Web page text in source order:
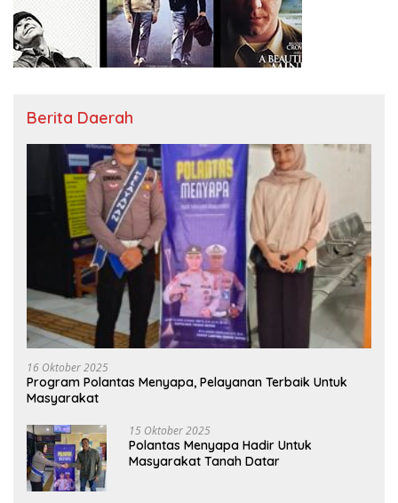
Berita Daerah
16 Oktober 2025
Program Polantas Menyapa, Pelayanan Terbaik Untuk
Masyarakat
15 Oktober 2025
Polantas Menyapa Hadir Untuk
Masyarakat Tanah Datar